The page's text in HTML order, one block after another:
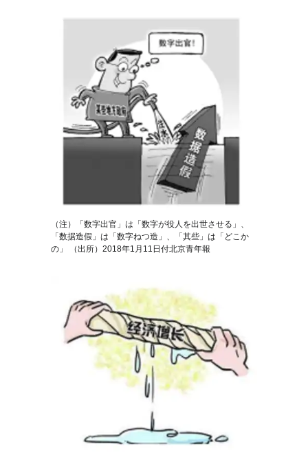
（注）「数字出官」は「数字が役人を出世させる」、
「数据造假」は「数字ねつ造」、「其些」は「どこか
の」 （出所）2018年1月11日付北京青年報